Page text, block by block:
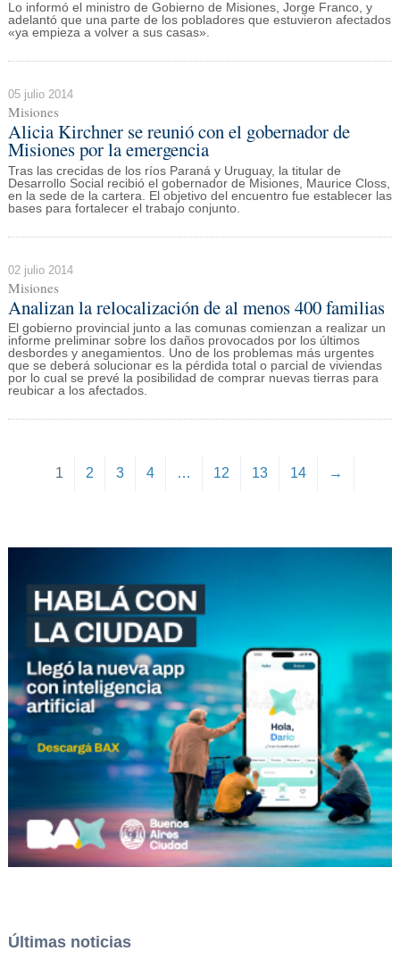
Lo informó el ministro de Gobierno de Misiones, Jorge Franco, y
adelantó que una parte de los pobladores que estuvieron afectados
«ya empieza a volver a sus casas».
05 julio 2014
Misiones
Alicia Kirchner se reunió con el gobernador de
Misiones por la emergencia
Tras las crecidas de los ríos Paraná y Uruguay, la titular de
Desarrollo Social recibió el gobernador de Misiones, Maurice Closs,
en la sede de la cartera. El objetivo del encuentro fue establecer las
bases para fortalecer el trabajo conjunto.
02 julio 2014
Misiones
Analizan la relocalización de al menos 400 familias
El gobierno provincial junto a las comunas comienzan a realizar un
informe preliminar sobre los daños provocados por los últimos
desbordes y anegamientos. Uno de los problemas más urgentes
que se deberá solucionar es la pérdida total o parcial de viviendas
por lo cual se prevé la posibilidad de comprar nuevas tierras para
reubicar a los afectados.
1 2 3 4 … 12 13 14 →
Últimas noticias